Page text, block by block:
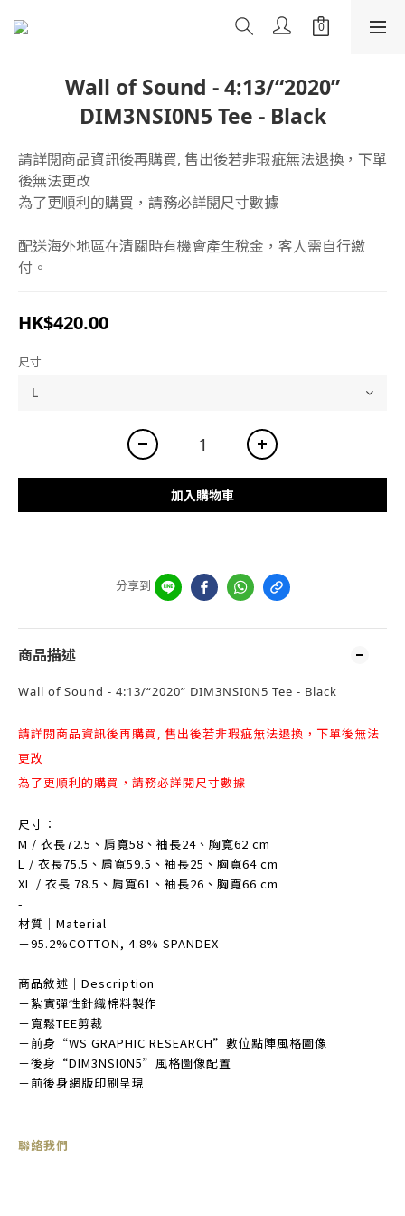
Wall of Sound - 4:13/“2020”
DIM3NSI0N5 Tee - Black
請詳閱商品資訊後再購買, 售出後若非瑕疵無法退換，下單
後無法更改
為了更順利的購買，請務必詳閱尺寸數據
配送海外地區在清關時有機會產生稅金，客人需自行繳
付。
HK$420.00
尺寸
加入購物車
分享到
商品描述
Wall of Sound - 4:13/“2020” DIM3NSI0N5 Tee - Black
請詳閱商品資訊後再購買, 售出後若非瑕疵無法退換，下單後無法
更改
為了更順利的購買，請務必詳閱尺寸數據
尺寸：
M / 衣長72.5、肩寬58、袖長24、胸寬62 cm
L / 衣長75.5、肩寬59.5、袖長25、胸寬64 cm
XL / 衣長 78.5、肩寬61、袖長26、胸寬66 cm
-
材質｜Material
－95.2%COTTON, 4.8% SPANDEX
商品敘述｜Description
－紮實彈性針織棉料製作
－寬鬆TEE剪裁
－前身“WS GRAPHIC RESEARCH”數位點陣風格圖像
－後身“DIM3NSI0N5”風格圖像配置
－前後身網版印刷呈現
聯絡我們